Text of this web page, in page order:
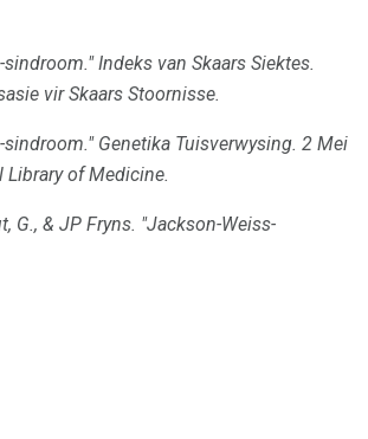
sindroom." Indeks van Skaars Siektes.
vir Skaars Stoornisse.
sindroom." Genetika Tuisverwysing. 2 Mei
Library of Medicine.
G., & JP Fryns. "Jackson-Weiss-